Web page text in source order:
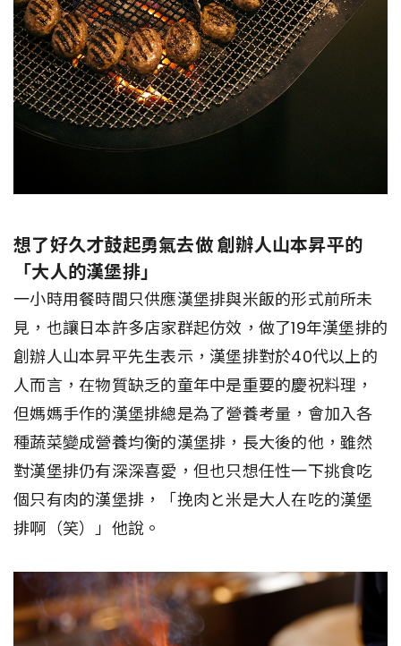
想了好久才鼓起勇氣去做 創辦人山本昇平的
「大人的漢堡排」
一小時用餐時間只供應漢堡排與米飯的形式前所未
見，也讓日本許多店家群起仿效，做了19年漢堡排的
創辦人山本昇平先生表示，漢堡排對於40代以上的
人而言，在物質缺乏的童年中是重要的慶祝料理，
但媽媽手作的漢堡排總是為了營養考量，會加入各
種蔬菜變成營養均衡的漢堡排，長大後的他，雖然
對漢堡排仍有深深喜愛，但也只想任性一下挑食吃
個只有肉的漢堡排，「挽肉と米是大人在吃的漢堡
排啊（笑）」他說。